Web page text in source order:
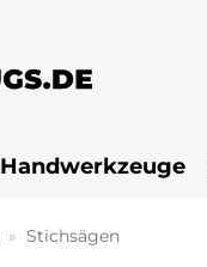
Handwerkzeuge
» Stichsägen